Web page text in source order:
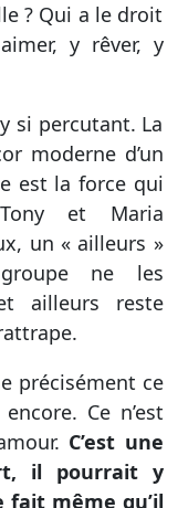
? Qui a le droit
y rêver, y
si percutant. La
moderne d’un
est la force qui
et Maria
un « ailleurs »
ne les
ailleurs reste
précisément ce
Ce n’est
C’est une
il pourrait y
même qu’il